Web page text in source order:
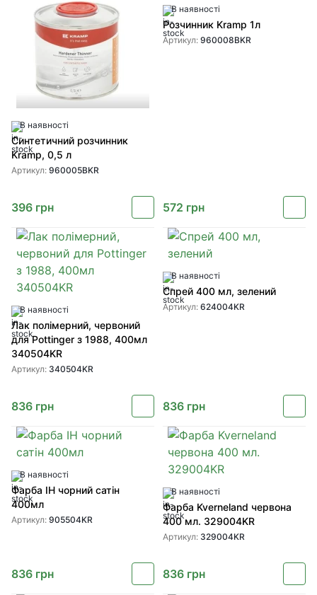
В наявності
Синтетичний розчинник
Kramp, 0,5 л
Артикул: 960005BKR
396 грн
В наявності
Розчинник Kramp 1л
Артикул: 960008BKR
572 грн
В наявності
Лак полімерний, червоний
для Pottinger з 1988, 400мл
340504KR
Артикул: 340504KR
836 грн
В наявності
Спрей 400 мл, зелений
Артикул: 624004KR
836 грн
В наявності
Фарба IH чорний сатін
400мл
Артикул: 905504KR
836 грн
В наявності
Фарба Kverneland червона
400 мл. 329004KR
Артикул: 329004KR
836 грн